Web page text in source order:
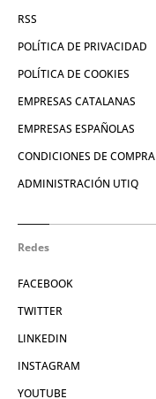
RSS
POLÍTICA DE PRIVACIDAD
POLÍTICA DE COOKIES
EMPRESAS CATALANAS
EMPRESAS ESPAÑOLAS
CONDICIONES DE COMPRA
ADMINISTRACIÓN UTIQ
Redes
FACEBOOK
TWITTER
LINKEDIN
INSTAGRAM
YOUTUBE